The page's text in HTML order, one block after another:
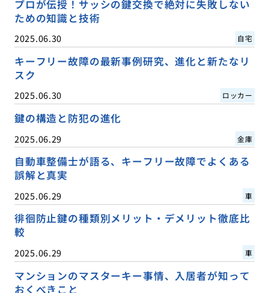
プロが伝授！サッシの鍵交換で絶対に失敗しない
ための知識と技術
2025.06.30 自宅
キーフリー故障の最新事例研究、進化と新たなリ
スク
2025.06.30 ロッカー
鍵の構造と防犯の進化
2025.06.29 金庫
自動車整備士が語る、キーフリー故障でよくある
誤解と真実
2025.06.29 車
徘徊防止鍵の種類別メリット・デメリット徹底比
較
2025.06.29 車
マンションのマスターキー事情、入居者が知って
おくべきこと